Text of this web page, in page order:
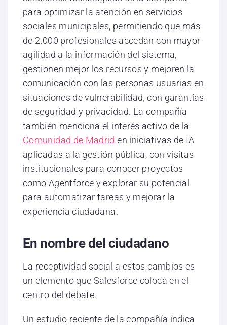
para optimizar la atención en servicios
sociales municipales, permitiendo que más
de 2.000 profesionales accedan con mayor
agilidad a la información del sistema,
gestionen mejor los recursos y mejoren la
comunicación con las personas usuarias en
situaciones de vulnerabilidad, con garantías
de seguridad y privacidad. La compañía
también menciona el interés activo de la
Comunidad de Madrid en iniciativas de IA
aplicadas a la gestión pública, con visitas
institucionales para conocer proyectos
como Agentforce y explorar su potencial
para automatizar tareas y mejorar la
experiencia ciudadana.
En nombre del ciudadano
La receptividad social a estos cambios es
un elemento que Salesforce coloca en el
centro del debate.
Un estudio reciente de la compañía indica